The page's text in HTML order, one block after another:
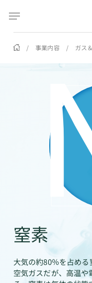
main
content
Menu
/ 事業内容 / ガス
窒素
大気の約80％を占め
空気ガスだが、高温